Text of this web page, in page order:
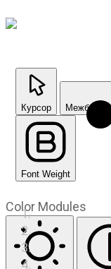
Курсор
Font Weight
Color Modules